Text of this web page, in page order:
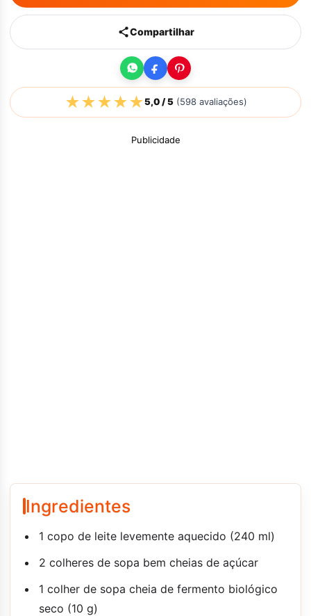
Compartilhar
★★★★★5,0/ 5(598avaliações)
Publicidade
Ingredientes
1 copo de leite levemente aquecido (240 ml)
2 colheres de sopa bem cheias de açúcar
1 colher de sopa cheia de fermento biológico
seco (10 g)